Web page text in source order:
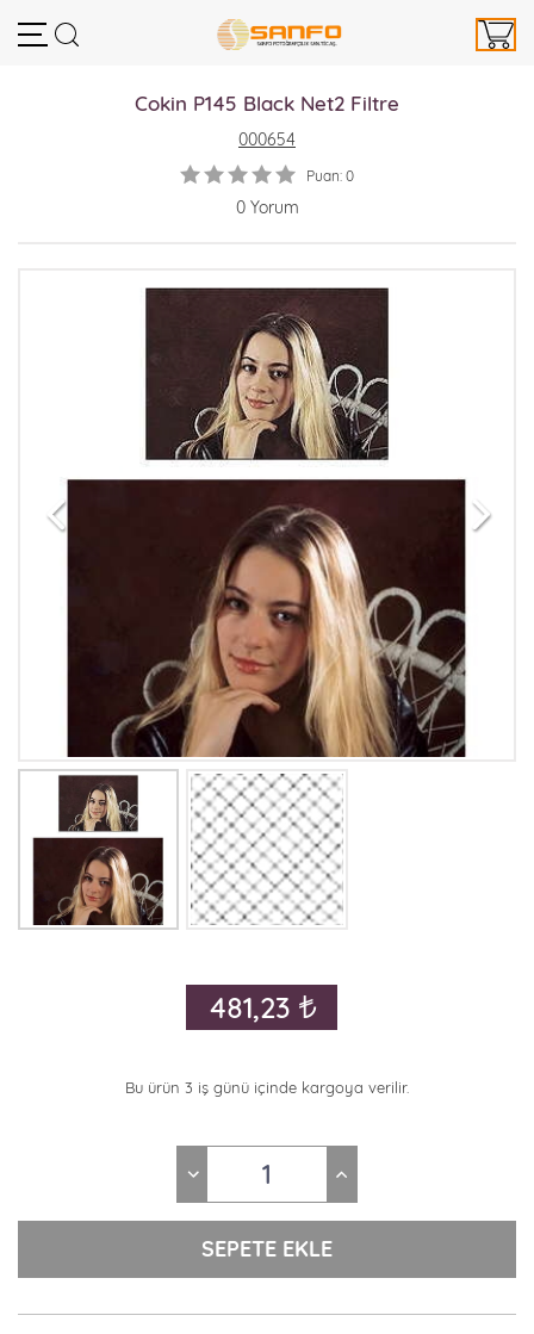
Cokin P145 Black Net2 Filtre
000654
Puan: 0
0 Yorum
481,23
Bu ürün 3 iş günü içinde kargoya verilir.